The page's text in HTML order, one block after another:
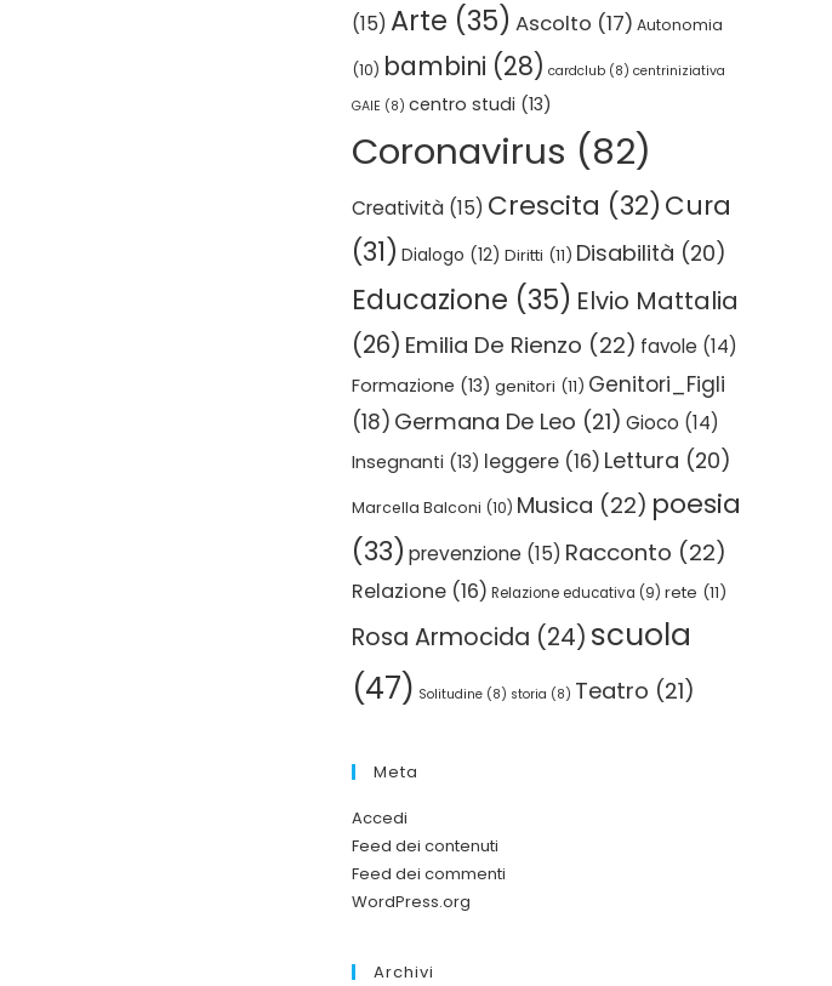
(15) Arte (35) Ascolto (17) Autonomia
(10) bambini (28) cardclub (8) centriniziativa
GAIE (8) centro studi (13)
Coronavirus (82)
Creatività (15) Crescita (32)Cura
(31) Dialogo (12) Diritti (11) Disabilità (20)
Educazione (35) Elvio Mattalia
(26) Emilia De Rienzo (22) favole (14)
Formazione (13) genitori (11) Genitori_Figli
(18) Germana De Leo (21) Gioco (14)
Insegnanti (13) leggere (16) Lettura (20)
Marcella Balconi (10) Musica (22) poesia
(33) prevenzione (15) Racconto (22)
Relazione (16) Relazione educativa (9) rete (11)
Rosa Armocida (24) scuola
(47) Solitudine (8) storia (8) Teatro (21)
Meta
Accedi
Feed dei contenuti
Feed dei commenti
WordPress.org
Archivi